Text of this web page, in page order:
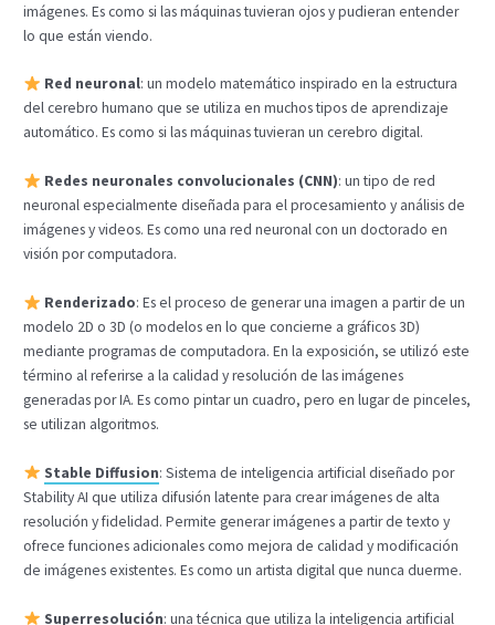
imágenes. Es como si las máquinas tuvieran ojos y pudieran entender
lo que están viendo.
Red neuronal: un modelo matemático inspirado en la estructura
del cerebro humano que se utiliza en muchos tipos de aprendizaje
automático. Es como si las máquinas tuvieran un cerebro digital.
Redes neuronales convolucionales (CNN): un tipo de red
neuronal especialmente diseñada para el procesamiento y análisis de
imágenes y videos. Es como una red neuronal con un doctorado en
visión por computadora.
Renderizado: Es el proceso de generar una imagen a partir de un
modelo 2D o 3D (o modelos en lo que concierne a gráficos 3D)
mediante programas de computadora. En la exposición, se utilizó este
término al referirse a la calidad y resolución de las imágenes
generadas por IA. Es como pintar un cuadro, pero en lugar de pinceles,
se utilizan algoritmos.
Stable Diffusion: Sistema de inteligencia artificial diseñado por
Stability AI que utiliza difusión latente para crear imágenes de alta
resolución y fidelidad. Permite generar imágenes a partir de texto y
ofrece funciones adicionales como mejora de calidad y modificación
de imágenes existentes. Es como un artista digital que nunca duerme.
Superresolución: una técnica que utiliza la inteligencia artificial